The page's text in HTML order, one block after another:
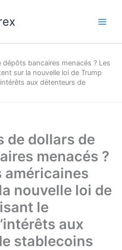
bancaires menacés ? Les
sur la nouvelle loi de Trump
aux détenteurs de
de dollars de
menacés ?
américaines
nouvelle loi de
le
aux
stablecoins